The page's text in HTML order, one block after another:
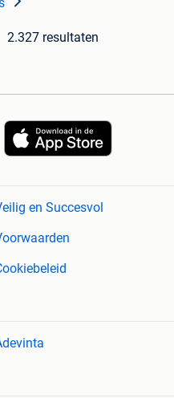
2.327 resultaten
en Succesvol